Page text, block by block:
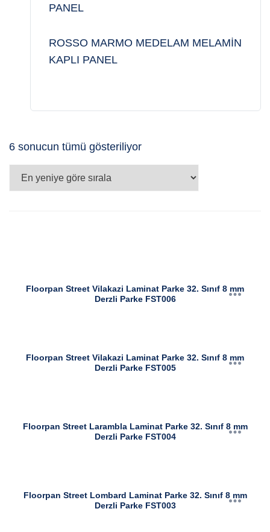
PANEL
ROSSO MARMO MEDELAM MELAMİN
KAPLI PANEL
6 sonucun tümü gösteriliyorEn
yeniye
Floorpan Street Vilakazi Laminat Parke 32. Sınıf 8 mm
Derzli Parke FST006
Floorpan Street Vilakazi Laminat Parke 32. Sınıf 8 mm
Derzli Parke FST005
Floorpan Street Larambla Laminat Parke 32. Sınıf 8 mm
Derzli Parke FST004
Floorpan Street Lombard Laminat Parke 32. Sınıf 8 mm
Derzli Parke FST003